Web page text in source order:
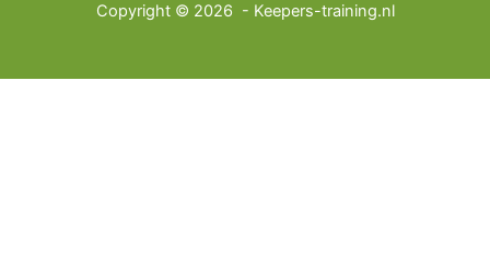
Copyright © 2026 - Keepers-training.nl